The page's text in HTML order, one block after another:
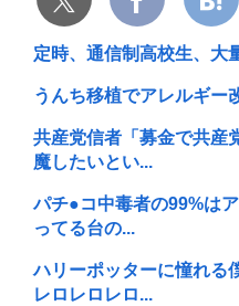
定時、通信制高校生、大
うんち移植でアレルギー
共産党信者「募金で共産
魔したいとい...
パチ●コ中毒者の99%は
ってる台の...
ハリーポッターに憧れる
レロレロレロ...